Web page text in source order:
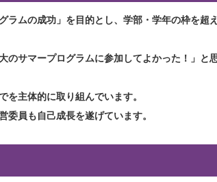
ラムの成功」を目的とし、学部・学年の枠を超
のサマープログラムに参加してよかった！」と
を主体的に取り組んでいます。
委員も自己成長を遂げています。